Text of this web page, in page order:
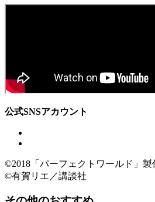
公式SNSアカウント
©2018「パーフェクトワールド」製
©有賀リエ／講談社